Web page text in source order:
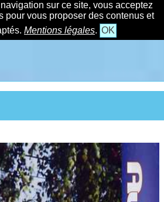
sur ce site, vous acceptez
pour vous proposer des contenus et
Mentions légales. OK